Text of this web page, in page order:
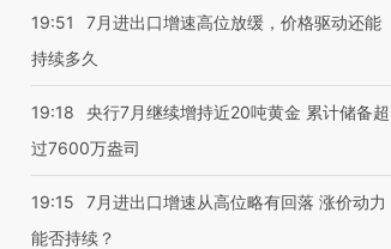
19:51
7月进出口增速高位放缓，价格驱动还能
持续多久
19:18
央行7月继续增持近20吨黄金 累计储备超
过7600万盎司
19:15
7月进出口增速从高位略有回落 涨价动力
能否持续？